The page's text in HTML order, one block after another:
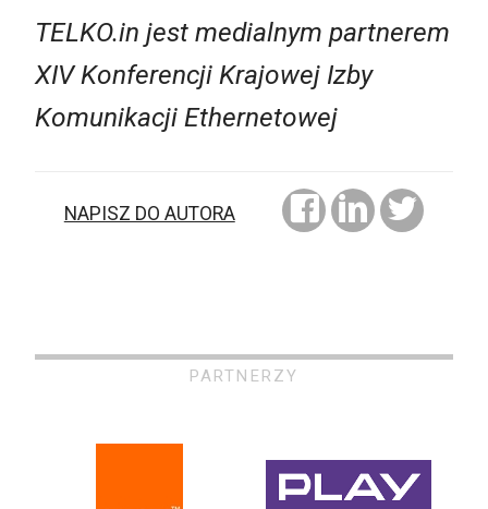
TELKO.in jest medialnym partnerem
XIV Konferencji Krajowej Izby
Komunikacji Ethernetowej
NAPISZ DO AUTORA
PARTNERZY